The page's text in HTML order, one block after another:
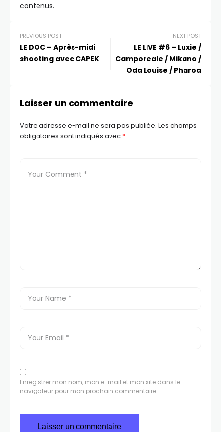
contenus.
PREVIOUS POST
LE DOC – Après-midi
shooting avec CAPEK
NEXT POST
LE LIVE #6 – Luxie /
Camporeale / Mikano /
Oda Louise / Pharoa
Laisser un commentaire
Votre adresse e-mail ne sera pas publiée. Les champs
obligatoires sont indiqués avec *
Enregistrer mon nom, mon e-mail et mon site dans le
navigateur pour mon prochain commentaire.